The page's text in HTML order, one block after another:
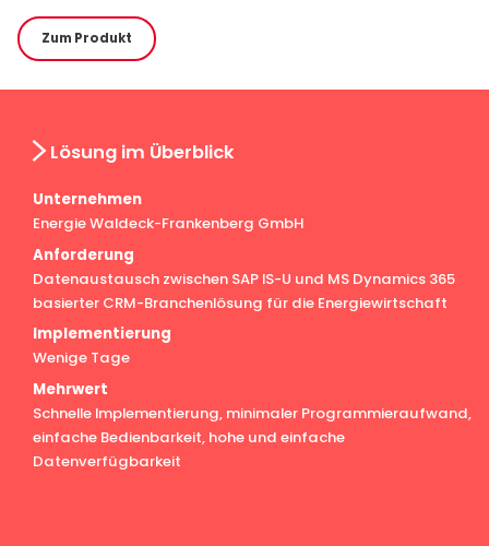
Zum Produkt
Lösung im Überblick
Unternehmen
Energie Waldeck-Frankenberg GmbH
Anforderung
Datenaustausch zwischen SAP IS-U und MS Dynamics 365
basierter CRM-Branchenlösung für die Energiewirtschaft
Implementierung
Wenige Tage
Mehrwert
Schnelle Implementierung, minimaler Programmieraufwand,
einfache Bedienbarkeit, hohe und einfache
Datenverfügbarkeit